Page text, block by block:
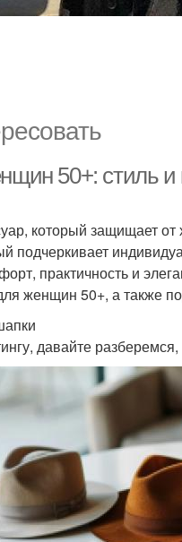
50+: стиль
который защищает
подчеркивает
практичность и
женщин 50+, а также
давайте